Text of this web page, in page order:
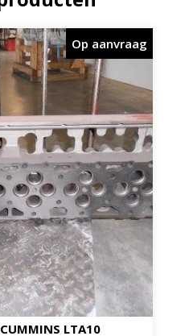
LTA10
Op aanvraag